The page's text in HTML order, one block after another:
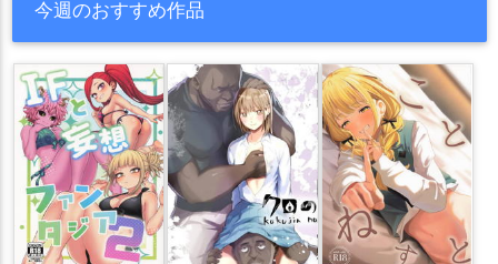
今週のおすすめ作品